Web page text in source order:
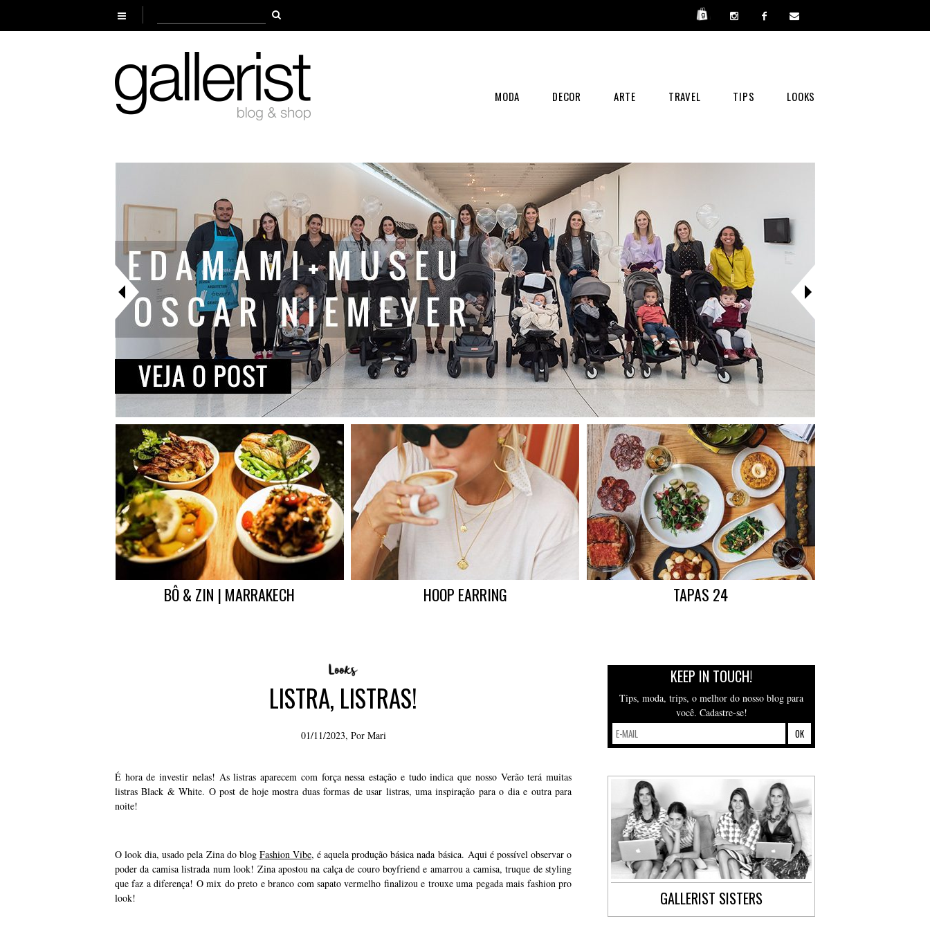
MODA DECOR ARTE TRAVEL TIPS LOOKS
BÔ & ZIN | MARRAKECH HOOP EARRING TAPAS 24
LISTRA, LISTRAS!
01/11/2023, Por Mari
É hora de investir nelas! As listras aparecem com força nessa estação e tudo indica que nosso Verão terá muitas
listras Black & White. O post de hoje mostra duas formas de usar listras, uma inspiração para o dia e outra para
noite!
O look dia, usado pela Zina do blog Fashion Vibe, é aquela produção básica nada básica. Aqui é possível observar o
poder da camisa listrada num look! Zina apostou na calça de couro boyfriend e amarrou a camisa, truque de styling
que faz a diferença! O mix do preto e branco com sapato vermelho finalizou e trouxe uma pegada mais fashion pro
look!
KEEP IN TOUCH!
Tips, moda, trips, o melhor do nosso blog para
você. Cadastre-se!
GALLERIST SISTERS